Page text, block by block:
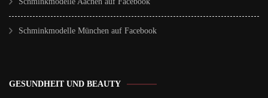
Schminkmodelle München auf Facebook
GESUNDHEIT UND BEAUTY